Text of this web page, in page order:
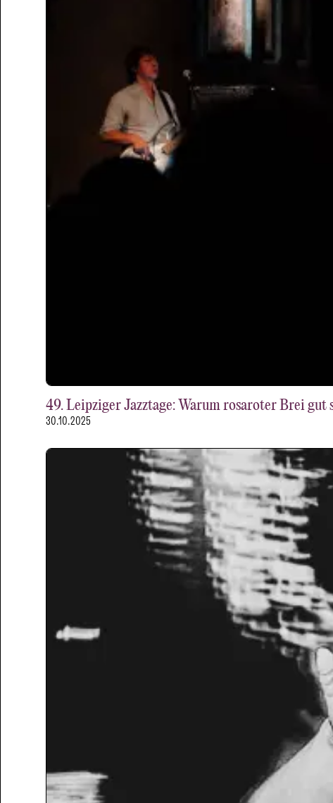
49. Leipziger Jazztage: Warum rosaroter Brei gut
30.10.2025